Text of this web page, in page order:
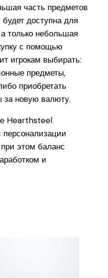
часть предметов
доступна для
только небольшая
с помощью
игрокам выбирать:
предметы,
приобретать
за новую валюту.
Hearthsteel
этом баланс
и